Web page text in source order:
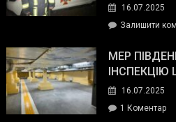
16.07.2025
Залишити
МЕР
ІНСПЕКЦІЮ
16.07.2025
1 Коментардо